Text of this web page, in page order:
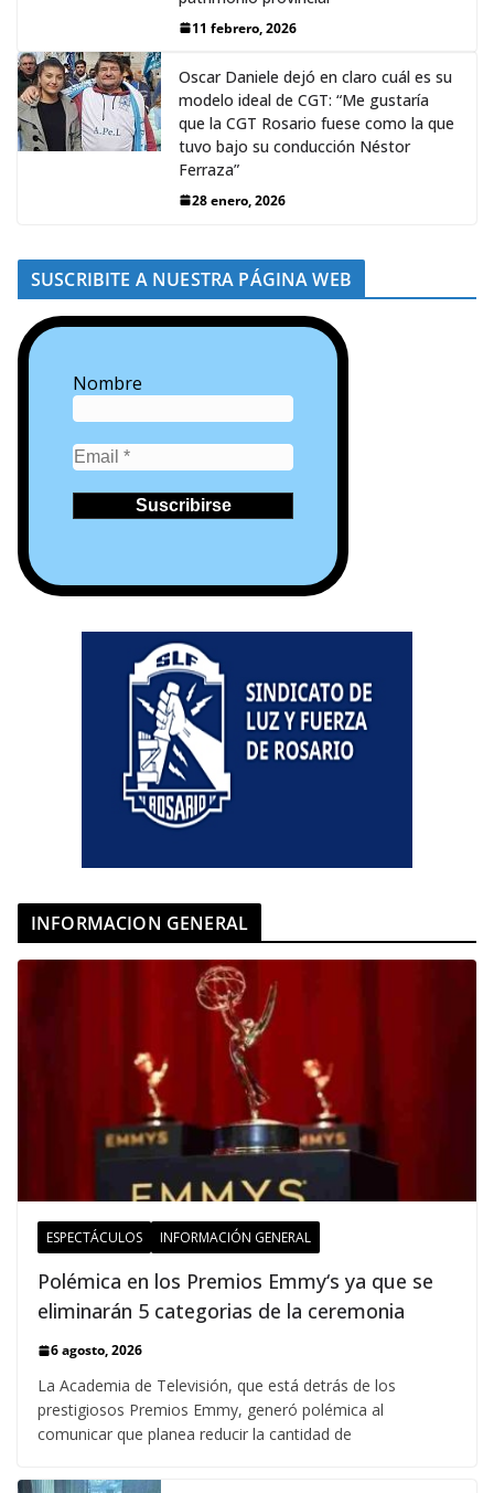
11 febrero, 2026
Oscar Daniele dejó en claro cuál es su
modelo ideal de CGT: “Me gustaría
que la CGT Rosario fuese como la que
tuvo bajo su conducción Néstor
Ferraza”
28 enero, 2026
SUSCRIBITE A NUESTRA PÁGINA WEB
Nombre
INFORMACION GENERAL
ESPECTÁCULOS INFORMACIÓN GENERAL
Polémica en los Premios Emmy‘s ya que se
eliminarán 5 categorias de la ceremonia
6 agosto, 2026
La Academia de Televisión, que está detrás de los
prestigiosos Premios Emmy, generó polémica al
comunicar que planea reducir la cantidad de